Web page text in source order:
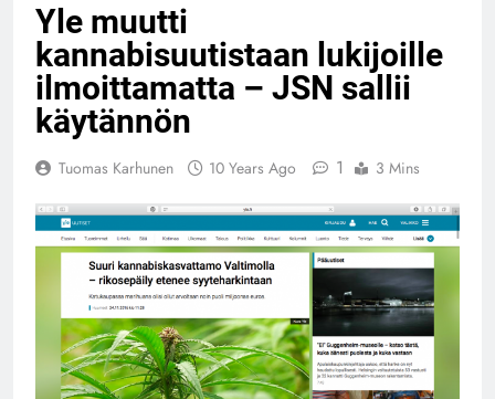
Yle muutti
kannabisuutistaan lukijoille
ilmoittamatta – JSN sallii
käytännön
Tuomas Karhunen 10 Years Ago 1 3 Mins